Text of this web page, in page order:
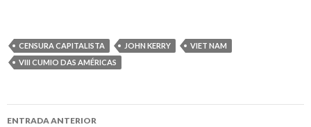
CENSURA CAPITALISTA JOHN KERRY
VIET NAM
VIII CUMIO DAS AMÉRICAS
Ir
ENTRADA ANTERIOR